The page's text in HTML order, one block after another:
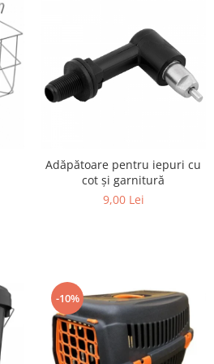
Adăpătoare pentru iepuri cu
cot și garnitură
9,00 Lei
-10%